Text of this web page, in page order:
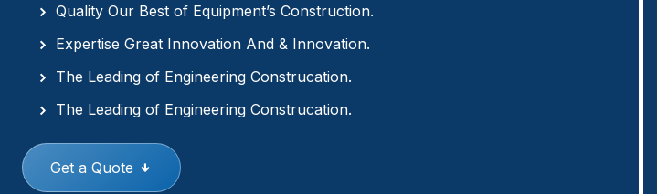
Quality Our Best of Equipment’s Construction.
Expertise Great Innovation And & Innovation.
The Leading of Engineering Construcation.
The Leading of Engineering Construcation.
Get a Quote